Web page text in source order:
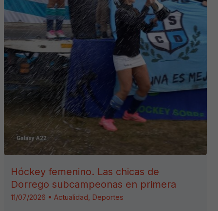
Hóckey femenino. Las chicas de
Dorrego subcampeonas en primera
11/07/2026 •Actualidad, Deportes